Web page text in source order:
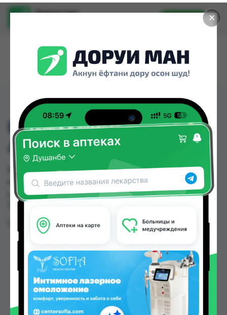
✕
Доруи ман
Установить
ВИТАМИН В12(ROYAL)
АМП №10
ВИТАМИН В12(ROYAL) АМП №10 можно купить
или заказать в аптеках, Дорухонаи "Гулчехр" по
цене от 0.50 TJS в Душанбе и других городах
Цена: от0.50 TJS